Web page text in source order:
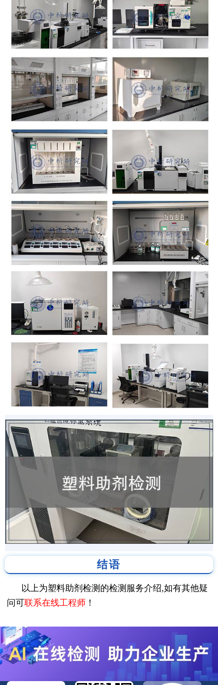
结语
以上为塑料助剂检测的检测服务介绍,如有其他疑
问可联系在线工程师 ！